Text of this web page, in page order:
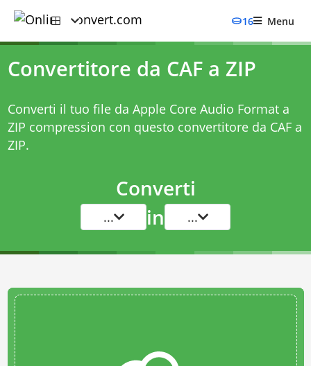
16 Menu
Convertitore da CAF a ZIP
Converti il tuo file da Apple Core Audio Format a
ZIP compression con questo convertitore da CAF a
ZIP.
Converti
... in ...